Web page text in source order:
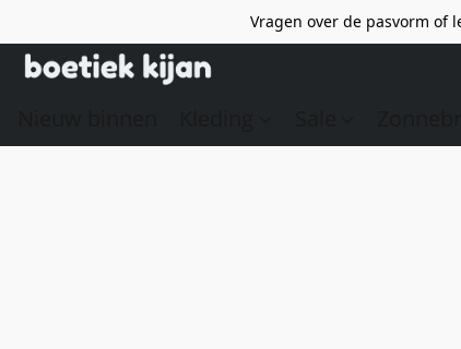
Vragen over de pasvorm of